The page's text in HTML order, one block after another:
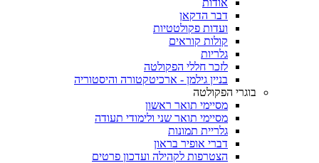
אודות
דבר הדקאן
ועדות פקולטטיות
קולות קוראים
גלריות
לזכר חללי הפקולטה
בניין גילמן - ארכיטקטורה והיסטוריה
בוגרי הפקולטה
מסיימי תואר ראשון
מסיימי תואר שני ולימודי תעודה
גלריית תמונות
דברי אופיר בראון
הצטרפות לקהילה ועדכון פרטים